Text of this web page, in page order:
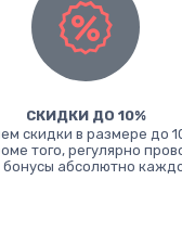
СКИДКИ ДО 10%
скидки в размере до
того, регулярно
абсолютно